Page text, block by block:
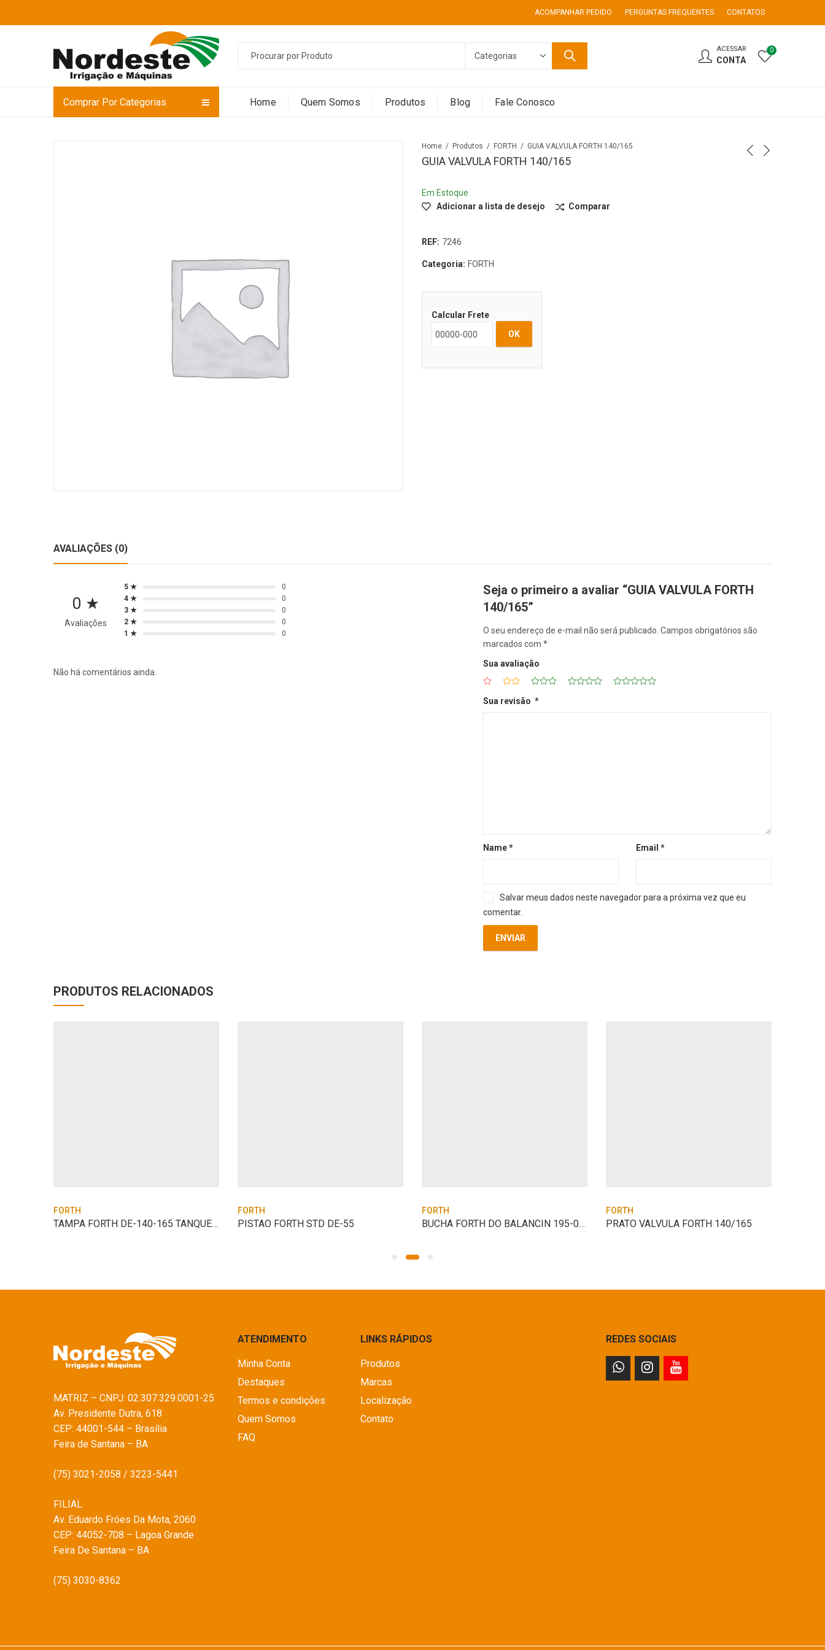
ACOMPANHAR PEDIDO PERGUNTAS FREQUENTES CONTATOS
ACESSAR
CONTA
0
Comprar Por Categorias Home Quem Somos Produtos Blog Fale Conosco
Home Produtos FORTH GUIA VALVULA FORTH 140/165
GUIA VALVULA FORTH 140/165
Em Estoque
Adicionar a lista de desejo
Comparar
REF: 7246
Categoria: FORTH
Calcular Frete
OK
AVALIAÇÕES (0)
0 ★
Avaliações
5 ★
0
4 ★
0
3 ★
0
2 ★
0
1 ★
0
Não há comentários ainda.
Seja o primeiro a avaliar “GUIA VALVULA FORTH
140/165”
O seu endereço de e-mail não será publicado. Campos obrigatórios são
marcados com *
Sua avaliação
Sua revisão *
Name* Email *
Salvar meus dados neste navegador para a próxima vez que eu
comentar.
PRODUTOS RELACIONADOS
FORTH
TAMPA FORTH DE-140-165 TANQUE COMBUSTIVE
FORTH
PISTAO FORTH STD DE-55
FORTH
BUCHA FORTH DO BALANCIN 195-03005
FORTH
PRATO VALVULA FORTH 140/165
MATRIZ – CNPJ: 02.307.329.0001-25
Av. Presidente Dutra, 618
CEP: 44001-544 – Brasília
Feira de Santana – BA
(75) 3021-2058 / 3223-5441
FILIAL
Av. Eduardo Fróes Da Mota, 2060
CEP: 44052-708 – Lagoa Grande
Feira De Santana – BA
(75) 3030-8362
ATENDIMENTO
Minha Conta
Destaques
Termos e condições
Quem Somos
FAQ
LINKS RÁPIDOS
Produtos
Marcas
Localização
Contato
REDES SOCIAIS